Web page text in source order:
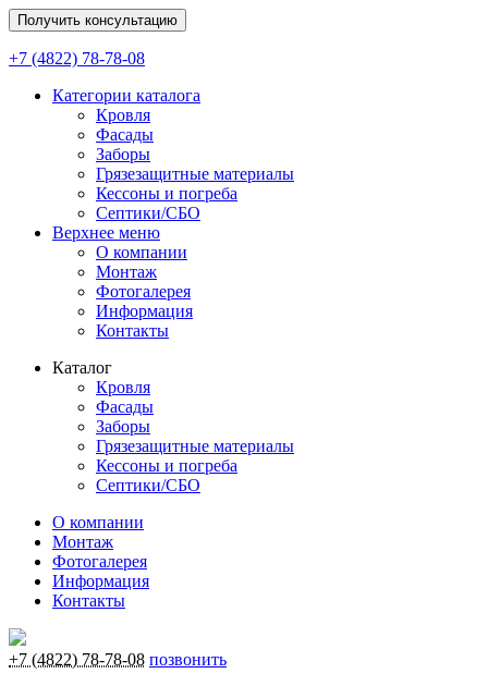
Получить консультацию
+7 (4822) 78-78-08
Категории каталога
Кровля
Фасады
Заборы
Грязезащитные материалы
Кессоны и погреба
Септики/СБО
Верхнее меню
О компании
Монтаж
Фотогалерея
Информация
Контакты
Каталог
Кровля
Фасады
Заборы
Грязезащитные материалы
Кессоны и погреба
Септики/СБО
О компании
Монтаж
Фотогалерея
Информация
Контакты
+7 (4822) 78-78-08 позвонить